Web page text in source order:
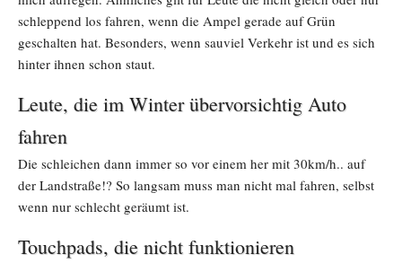
schleppend los fahren, wenn die Ampel gerade auf Grün
geschalten hat. Besonders, wenn sauviel Verkehr ist und es sich
hinter ihnen schon staut.
Leute, die im Winter übervorsichtig Auto
fahren
Die schleichen dann immer so vor einem her mit 30km/h.. auf
der Landstraße!? So langsam muss man nicht mal fahren, selbst
wenn nur schlecht geräumt ist.
Touchpads, die nicht funktionieren